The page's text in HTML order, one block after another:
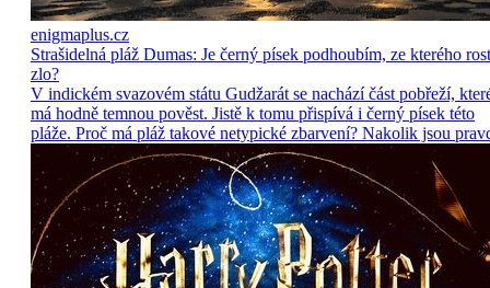
enigmaplus.cz
Strašidelná pláž Dumas: Je černý písek podhoubím, ze kterého
zlo?
V indickém svazovém státu Gudžarát se nachází část pobřeží,
má hodně temnou pověst. Jistě k tomu přispívá i černý písek této
pláže. Proč má pláž takové netypické zbarvení? Nakolik jsou